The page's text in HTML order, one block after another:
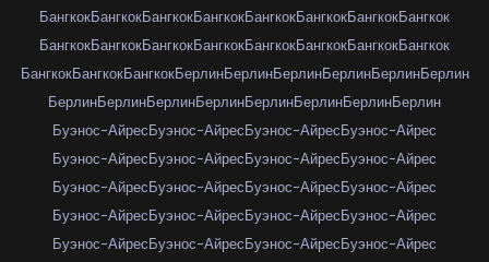
БангкокБангкокБангкокБангкокБангкокБангкокБангкокБангкок
БангкокБангкокБангкокБангкокБангкокБангкокБангкокБангкок
БангкокБангкокБангкокБерлинБерлинБерлинБерлинБерлинБерлин
БерлинБерлинБерлинБерлинБерлинБерлинБерлинБерлин
Буэнос-АйресБуэнос-АйресБуэнос-АйресБуэнос-Айрес
Буэнос-АйресБуэнос-АйресБуэнос-АйресБуэнос-Айрес
Буэнос-АйресБуэнос-АйресБуэнос-АйресБуэнос-Айрес
Буэнос-АйресБуэнос-АйресБуэнос-АйресБуэнос-Айрес
Буэнос-АйресБуэнос-АйресБуэнос-АйресБуэнос-Айрес